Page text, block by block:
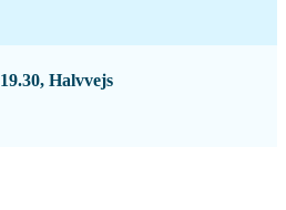
Halvvejs